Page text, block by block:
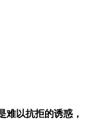
难以抗拒的诱惑，